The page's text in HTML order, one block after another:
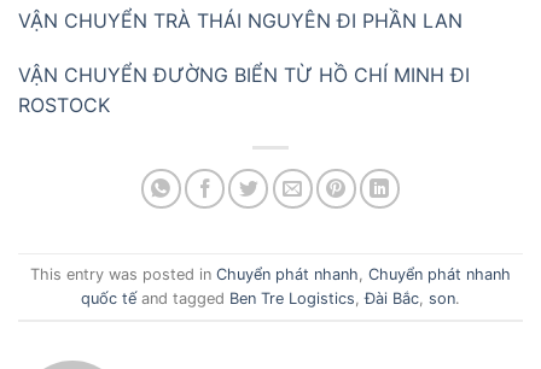
VẬN CHUYỂN TRÀ THÁI NGUYÊN ĐI PHẦN LAN
VẬN CHUYỂN ĐƯỜNG BIỂN TỪ HỒ CHÍ MINH ĐI
ROSTOCK
This entry was posted in Chuyển phát nhanh Chuyển phát nhanh
quốc tếand tagged Ben Tre Logistics ,Đài Bắc son.